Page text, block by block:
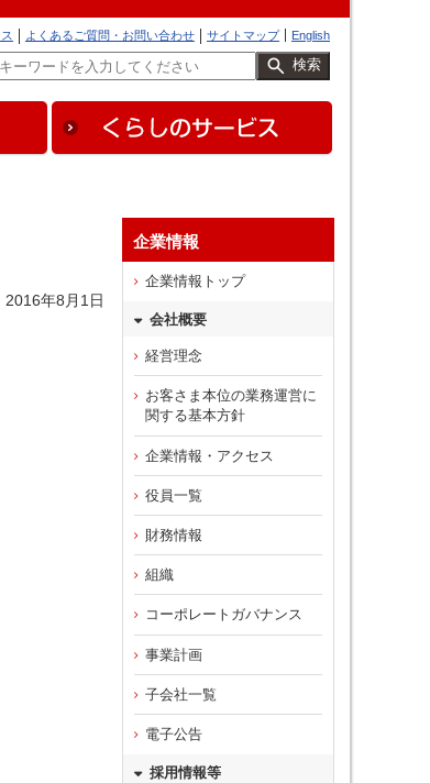
English
サイトマップ
よくあるご質問・お問い合わせ
検索
2016年8月1日
企業情報
企業情報トップ
会社概要
経営理念
お客さま本位の業務運営に
関する基本方針
企業情報・アクセス
役員一覧
財務情報
組織
コーポレートガバナンス
事業計画
子会社一覧
電子公告
採用情報等